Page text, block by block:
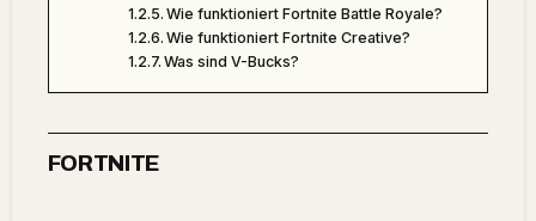
Wie funktioniert Fortnite Battle Royale?
Wie funktioniert Fortnite Creative?
Was sind V-Bucks?
FORTNITE